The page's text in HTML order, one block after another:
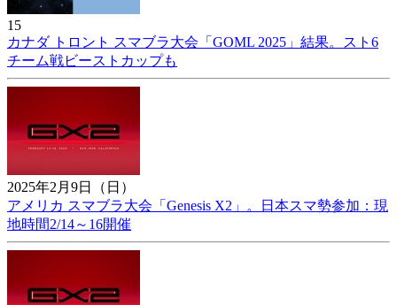
15
カナダ トロント スマブラ大会「GOML 2025」結果。スト6
チーム戦ビーストカップも
2025年2月9日（日）
アメリカ スマブラ大会「Genesis X2」。日本スマ勢参加：現
地時間2/14～16開催